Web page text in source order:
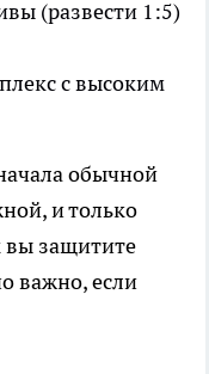
(развести 1:5)
с высоким
обычной
и только
вы защитите
важно, если